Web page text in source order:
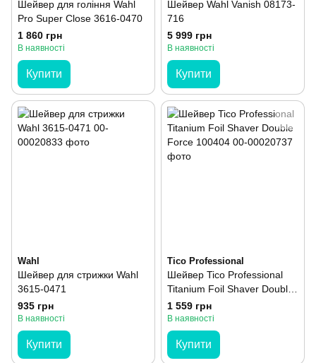
Шейвер для гоління Wahl
Pro Super Close 3616-0470
1 860 грн
В наявності
Купити
Шейвер Wahl Vanish 08173-
716
5 999 грн
В наявності
Купити
Wahl
Шейвер для стрижки Wahl
3615-0471
935 грн
В наявності
Купити
Tico Professional
Шейвер Tico Professional
Titanium Foil Shaver Double
Force 100404
1 559 грн
В наявності
Купити